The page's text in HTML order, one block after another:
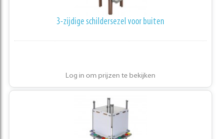
3-zijdige schildersezel voor buiten
Log in om prijzen te bekijken